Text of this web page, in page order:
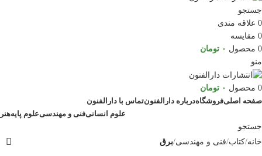
جستجو
0 علاقه مندی
0 مقایسه
0 محصول ۰ تومان
منو
0 محصول ۰ تومان
صفحه اصلیفروشگاهدرباره دارالفنونتماس با دارالفنون
علوم انسانیفنی و مهندسیعلوم پایههنر
جستجو
خانه کتاب فنی و مهندسی برق